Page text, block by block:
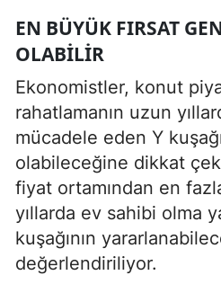
EN BÜYÜK FIRSAT
OLABILIR
Ekonomistler, konut
rahatlamanın uzun
mücadele eden Y
olabileceğine dikkat
fiyat ortamından en
yıllarda ev sahibi olma
kuşağının
değerlendiriliyor.